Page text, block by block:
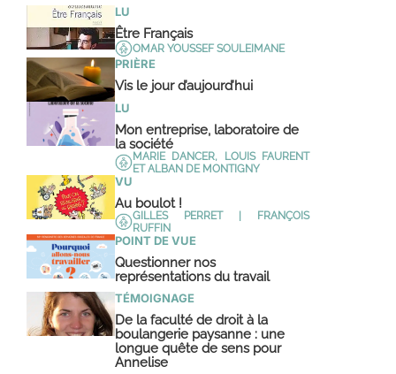
LU
Être Français
OMAR YOUSSEF SOULEIMANE
PRIÈRE
Vis le jour d’aujourd’hui
LU
Mon entreprise, laboratoire de
la société
MARIE DANCER, LOUIS FAURENT
ET ALBAN DE MONTIGNY
VU
Au boulot !
GILLES PERRET | FRANÇOIS
RUFFIN
POINT DE VUE
Questionner nos
représentations du travail
TÉMOIGNAGE
De la faculté de droit à la
boulangerie paysanne : une
longue quête de sens pour
Annelise